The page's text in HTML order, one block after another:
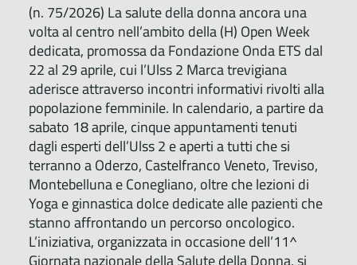
(n. 75/2026) La salute della donna ancora una
volta al centro nell’ambito della (H) Open Week
dedicata, promossa da Fondazione Onda ETS dal
22 al 29 aprile, cui l’Ulss 2 Marca trevigiana
aderisce attraverso incontri informativi rivolti alla
popolazione femminile. In calendario, a partire da
sabato 18 aprile, cinque appuntamenti tenuti
dagli esperti dell’Ulss 2 e aperti a tutti che si
terranno a Oderzo, Castelfranco Veneto, Treviso,
Montebelluna e Conegliano, oltre che lezioni di
Yoga e ginnastica dolce dedicate alle pazienti che
stanno affrontando un percorso oncologico.
L’iniziativa, organizzata in occasione dell’11^
Giornata nazionale della Salute della Donna, si